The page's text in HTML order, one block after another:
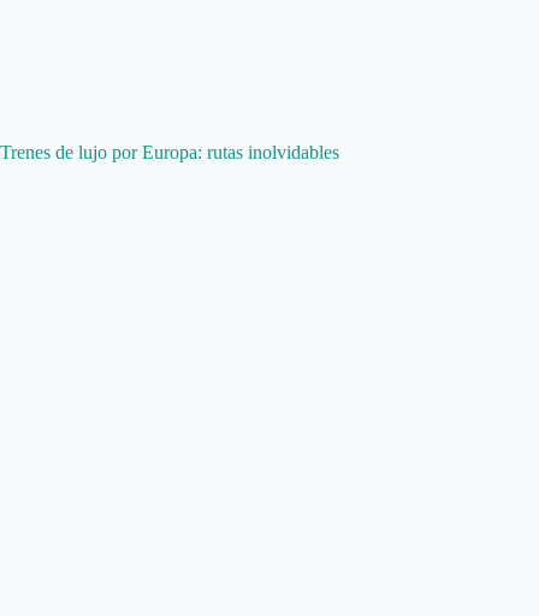
Trenes de lujo por Europa: rutas inolvidables